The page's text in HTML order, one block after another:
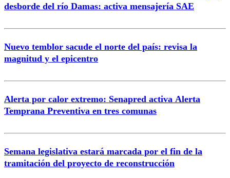
desborde del río Damas: activa mensajería SAE
Nuevo temblor sacude el norte del país: revisa la
magnitud y el epicentro
Alerta por calor extremo: Senapred activa Alerta
Temprana Preventiva en tres comunas
Semana legislativa estará marcada por el fin de la
tramitación del proyecto de reconstrucción